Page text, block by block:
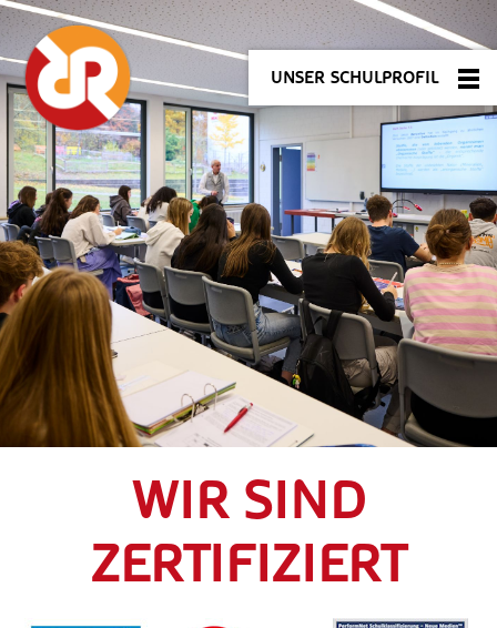
UNSER SCHULPROFIL
WIR SIND
ZERTIFIZIERT